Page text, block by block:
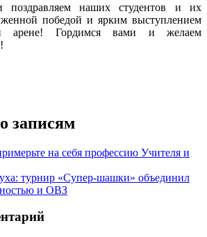
наших студентов и их
победой и ярким выступлением
арене! Гордимся вами и желаем
записям
на себя профессию Учителя и
турнир «Супер-шашки» объединил
и ОВЗ